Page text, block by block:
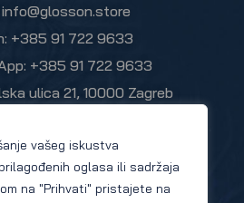
vašeg iskustva
oglasa ili sadržaja
na "Prihvati" pristajete na
info@glosson.store
+385 91 722 9633
+385 91 722 9633
ulica 21, 10000 Zagreb
Glosson store